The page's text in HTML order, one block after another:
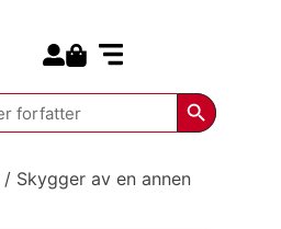
Search
/ Skygger av en annen